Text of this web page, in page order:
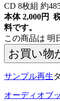
CD 8枚組 約
本体 2,000円
料です。
この商品は 明
サンプル再生
オーディオブ